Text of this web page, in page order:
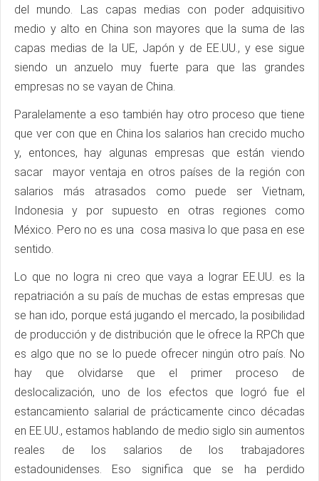
del mundo. Las capas medias con poder adquisitivo
medio y alto en China son mayores que la suma de las
capas medias de la UE, Japón y de EE.UU., y ese sigue
siendo un anzuelo muy fuerte para que las grandes
empresas no se vayan de China.
Paralelamente a eso también hay otro proceso que tiene
que ver con que en China los salarios han crecido mucho
y, entonces, hay algunas empresas que están viendo
sacar mayor ventaja en otros países de la región con
salarios más atrasados como puede ser Vietnam,
Indonesia y por supuesto en otras regiones como
México. Pero no es una cosa masiva lo que pasa en ese
sentido.
Lo que no logra ni creo que vaya a lograr EE.UU. es la
repatriación a su país de muchas de estas empresas que
se han ido, porque está jugando el mercado, la posibilidad
de producción y de distribución que le ofrece la RPCh que
es algo que no se lo puede ofrecer ningún otro país. No
hay que olvidarse que el primer proceso de
deslocalización, uno de los efectos que logró fue el
estancamiento salarial de prácticamente cinco décadas
en EE.UU., estamos hablando de medio siglo sin aumentos
reales de los salarios de los trabajadores
estadounidenses. Eso significa que se ha perdido